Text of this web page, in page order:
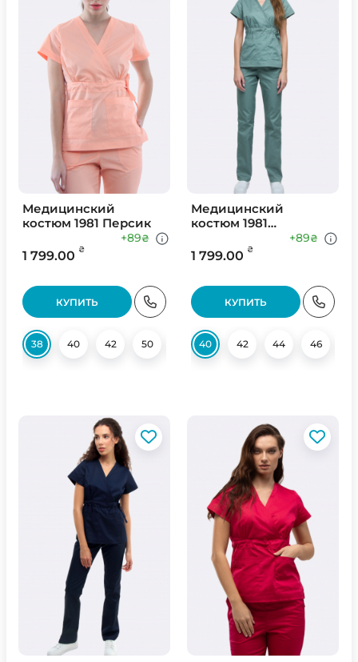
Медицинский
костюм 1981 Персик
1 799.00 ₴
+89₴
КУПИТЬ
38 40 42 50 54
Медицинский
костюм 1981
1 799.00 ₴
+89₴
КУПИТЬ
40 42 44 46